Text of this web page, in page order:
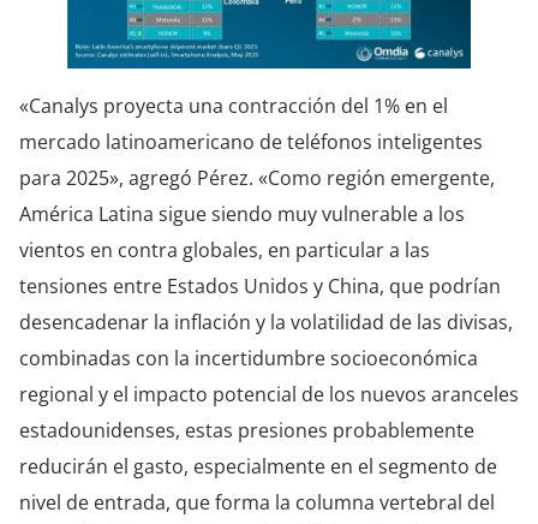
«Canalys proyecta una contracción del 1% en el
mercado latinoamericano de teléfonos inteligentes
para 2025», agregó Pérez. «Como región emergente,
América Latina sigue siendo muy vulnerable a los
vientos en contra globales, en particular a las
tensiones entre Estados Unidos y China, que podrían
desencadenar la inflación y la volatilidad de las divisas,
combinadas con la incertidumbre socioeconómica
regional y el impacto potencial de los nuevos aranceles
estadounidenses, estas presiones probablemente
reducirán el gasto, especialmente en el segmento de
nivel de entrada, que forma la columna vertebral del